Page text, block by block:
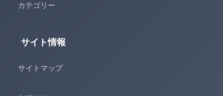
カテゴリー
サイト情報
サイトマップ